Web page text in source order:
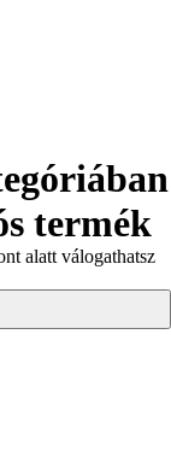
termék
alatt válogathatsz